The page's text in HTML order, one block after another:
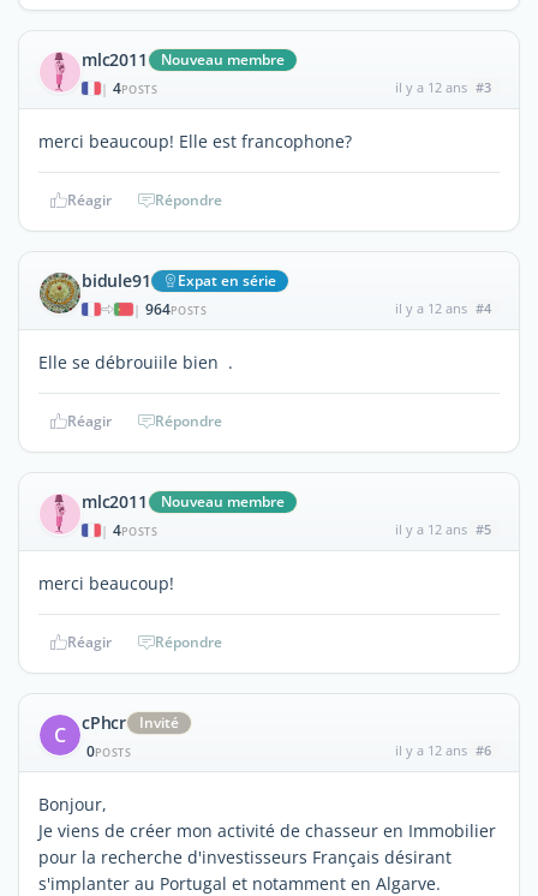
mlc2011 Nouveau membre
| 4POSTS il y a 12 ans #3
merci beaucoup! Elle est francophone?
Réagir Répondre
bidule91 Expat en série
| 964POSTS il y a 12 ans #4
Elle se débrouiile bien .
Réagir Répondre
mlc2011 Nouveau membre
| 4POSTS il y a 12 ans #5
merci beaucoup!
Réagir Répondre
C cPhcr
Invité
0POSTS il y a 12 ans #6
Bonjour,
Je viens de créer mon activité de chasseur en Immobilier
pour la recherche d'investisseurs Français désirant
s'implanter au Portugal et notamment en Algarve.